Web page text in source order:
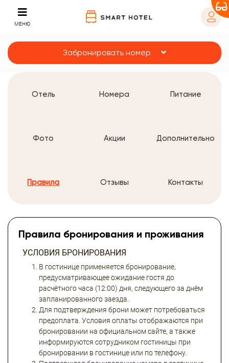
МЕНЮ
Забронировать номер
Отель Номера Питание
Фото Акции Дополнительно
Правила Отзывы Контакты
Правила бронирования и проживания
УСЛОВИЯ БРОНИРОВАНИЯ
В гостинице применяется бронирование,
предусматривающее ожидание гостя до
расчётного часа (12:00) дня, следующего за днём
запланированного заезда.
Для подтверждения брони может потребоваться
предоплата. Условия оплаты отображаются при
бронировании на официальном сайте, а также
информируются сотрудником гостиницы при
бронировании в гостинице или по телефону.